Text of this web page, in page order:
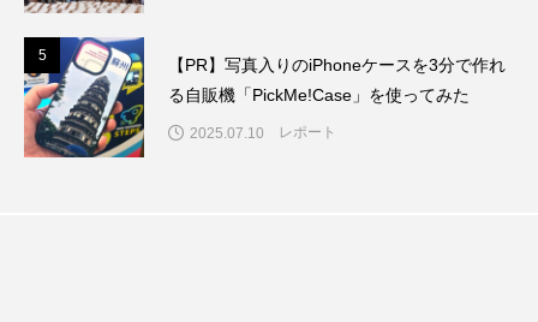
5
【PR】写真入りのiPhoneケースを3分で作れ
る自販機「PickMe!Case」を使ってみた
2025.07.10 レポート